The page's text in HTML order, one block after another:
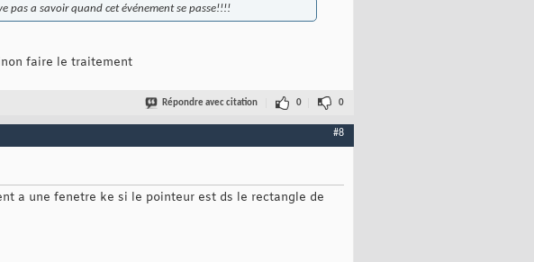
pas a savoir quand cet événement se passe!!!!
faire le traitement
Répondre avec citation 0 0
#8
a une fenetre ke si le pointeur est ds le rectangle de